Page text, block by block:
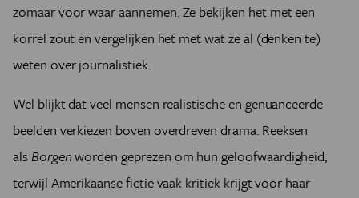
zomaar voor waar aannemen. Ze bekijken het met een
korrel zout en vergelijken het met wat ze al (denken te)
weten over journalistiek.
Wel blijkt dat veel mensen realistische en genuanceerde
beelden verkiezen boven overdreven drama. Reeksen
alsBorgenworden geprezen om hun geloofwaardigheid,
terwijl Amerikaanse fictie vaak kritiek krijgt voor haar